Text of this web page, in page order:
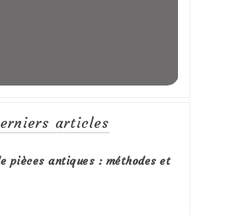
articles
pièces antiques : méthodes et